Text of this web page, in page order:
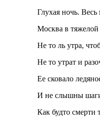
Глухая ночь.
Москва в
Не то ль утра,
Не то утрат и
Ее сковало
И не слышны
Как будто смерти